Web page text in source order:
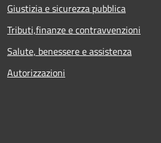
Giustizia e sicurezza pubblica
Tributi,finanze e contravvenzioni
Salute, benessere e assistenza
Autorizzazioni